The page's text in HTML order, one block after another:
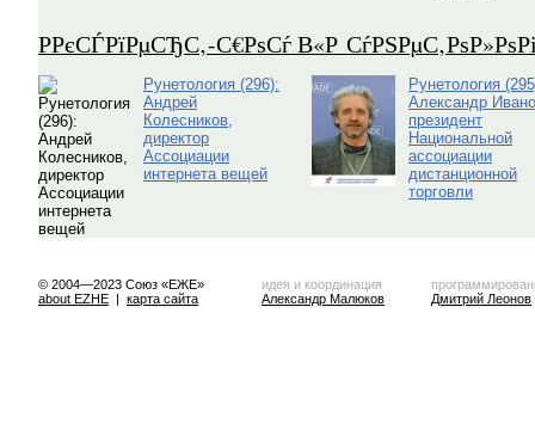
Р­РєСЃРїРµСЂС‚-С€РѕСѓ В«Р
Рунетология (296):
Андрей
Колесников,
директор
Ассоциации
интернета вещей
Рунетология
Александр
президент
Национальной
ассоциации
дистанционной
торговли
© 2004—2023 Союз «ЕЖЕ»
about EZHE | карта сайта
идея и координация
Александр Малюков
Дмитрий Леонов